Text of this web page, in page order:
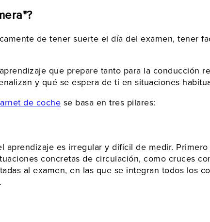
de tener suerte el día del examen, tener
que prepare tanto para la conducción
y qué se espera de ti en situaciones
de coche se basa en tres pilares:
aprendizaje es irregular y difícil de medir.
concretas de circulación, como cruces
al examen, en las que se integran todos los